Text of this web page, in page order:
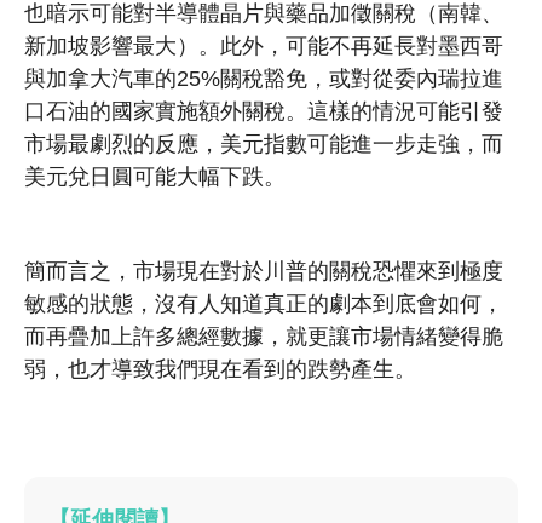
也暗示可能對半導體晶片與藥品加徵關稅（南韓、
新加坡影響最大）。此外，可能不再延長對墨西哥
與加拿大汽車的25%關稅豁免，或對從委內瑞拉進
口石油的國家實施額外關稅。這樣的情況可能引發
市場最劇烈的反應，美元指數可能進一步走強，而
美元兌日圓可能大幅下跌。
簡而言之，市場現在對於川普的關稅恐懼來到極度
敏感的狀態，沒有人知道真正的劇本到底會如何，
而再疊加上許多總經數據，就更讓市場情緒變得脆
弱，也才導致我們現在看到的跌勢產生。